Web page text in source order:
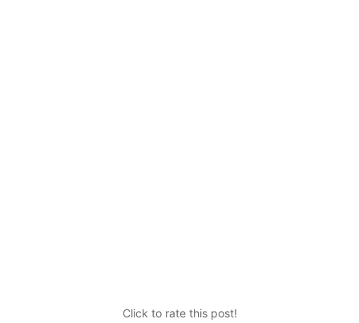
Click to rate this post!